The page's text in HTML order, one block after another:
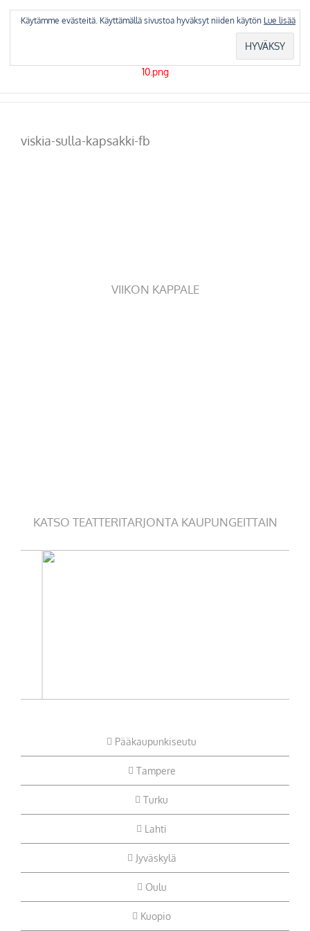
viskia-sulla-kapsakki-fb
VIIKON KAPPALE
KATSO TEATTERITARJONTA KAUPUNGEITTAIN
Pääkaupunkiseutu
Tampere
Turku
Lahti
Jyväskylä
Oulu
Kuopio
Käytämme evästeitä. Käyttämällä sivustoa hyväksyt niiden käytön Lue lisää